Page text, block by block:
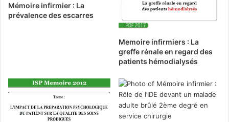
Mémoire infirmier : La
prévalence des escarres
Memoire infirmiers : La
greffe rénale en regard des
patients hémodialysés